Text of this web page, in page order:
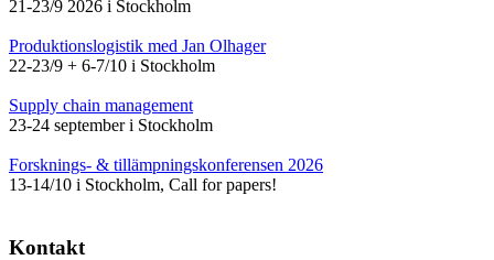
21-23/9 2026 i Stockholm
Produktionslogistik med Jan Olhager
22-23/9 + 6-7/10 i Stockholm
Supply chain management
23-24 september i Stockholm
Forsknings- & tillämpningskonferensen 2026
13-14/10 i Stockholm, Call for papers!
Kontakt